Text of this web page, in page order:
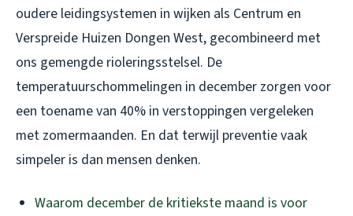
oudere leidingsystemen in wijken als Centrum en
Verspreide Huizen Dongen West, gecombineerd met
ons gemengde rioleringsstelsel. De
temperatuurschommelingen in december zorgen voor
een toename van 40% in verstoppingen vergeleken
met zomermaanden. En dat terwijl preventie vaak
simpeler is dan mensen denken.
Waarom december de kritiekste maand is voor